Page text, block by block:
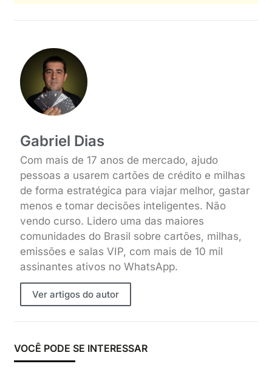
Gabriel Dias
Com mais de 17 anos de mercado, ajudo
pessoas a usarem cartões de crédito e milhas
de forma estratégica para viajar melhor, gastar
menos e tomar decisões inteligentes. Não
vendo curso. Lidero uma das maiores
comunidades do Brasil sobre cartões, milhas,
emissões e salas VIP, com mais de 10 mil
assinantes ativos no WhatsApp.
Ver artigos do autor
VOCÊ PODE SE INTERESSAR